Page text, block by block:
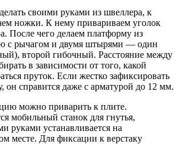
своими руками из швеллера, к
ножки. К нему привариваем уголок
После чего делаем платформу из
с рычагом и двумя штырями — один
второй гибочный. Расстояние между
в зависимости от того, какой
пруток. Если жестко зафиксировать
он справится даже с арматурой до 12 мм.
можно приварить к плите.
мобильный станок для гнутья,
руками устанавливается на
месте. Для фиксации к верстаку